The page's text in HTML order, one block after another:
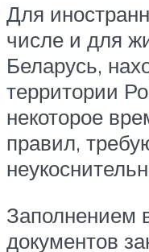
Для
числе и для
Беларусь,
территории
некоторое
правил,
Заполнением
документов